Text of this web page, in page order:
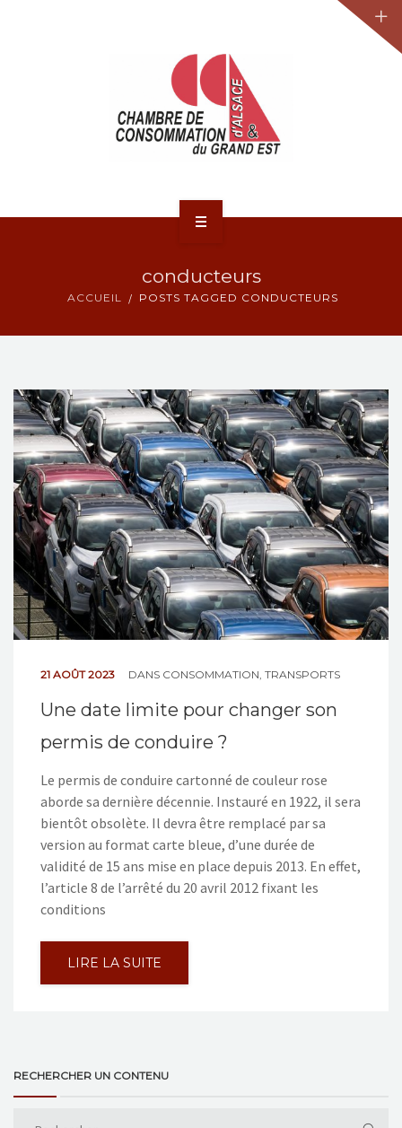
NOS ACTIONS
CONTACT
conducteurs
ACCUEIL POSTS TAGGED CONDUCTEURS
21 AOÛT 2023 DANS CONSOMMATION TRANSPORTS
Une date limite pour changer son
permis de conduire ?
Le permis de conduire cartonné de couleur rose
aborde sa dernière décennie. Instauré en 1922, il sera
bientôt obsolète. Il devra être remplacé par sa
version au format carte bleue, d’une durée de
validité de 15 ans mise en place depuis 2013. En effet,
l’article 8 de l’arrêté du 20 avril 2012 fixant les
conditions
LIRE LA SUITE
RECHERCHER UN CONTENU